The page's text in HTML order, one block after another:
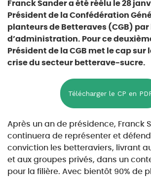
Franck Sander a été réélu le 28
Président de la Confédération
planteurs de Betteraves (CGB) par
d’administration. Pour ce
Président de la CGB met le cap sur
crise du secteur betterave-sucre.
Télécharger le CP en
Après un an de présidence, Franck
continuera de représenter et
conviction les betteraviers, livrant
et aux groupes privés, dans un
pour la filière. Avec bientôt 90% de